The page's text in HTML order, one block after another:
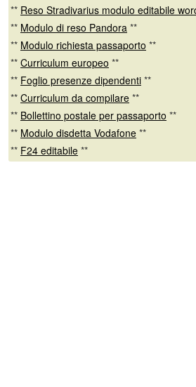
** Reso Stradivarius modulo editabile
** Modulo di reso Pandora **
** Modulo richiesta passaporto **
** Curriculum europeo **
** Foglio presenze dipendenti **
** Curriculum da compilare **
** Bollettino postale per passaporto **
** Modulo disdetta Vodafone **
** F24 editabile **